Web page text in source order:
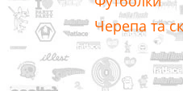
Черепа та